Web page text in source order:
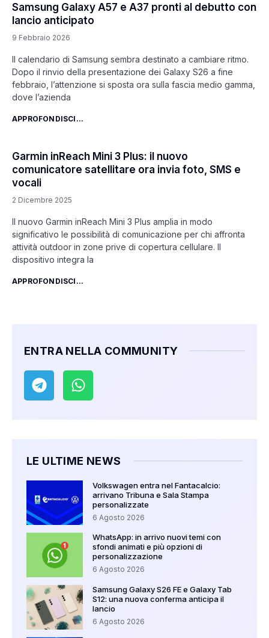
Samsung Galaxy A57 e A37 pronti al debutto con
lancio anticipato
9 Febbraio 2026
Il calendario di Samsung sembra destinato a cambiare ritmo.
Dopo il rinvio della presentazione dei Galaxy S26 a fine
febbraio, l’attenzione si sposta ora sulla fascia medio gamma,
dove l’azienda
APPROFONDISCI...
Garmin inReach Mini 3 Plus: il nuovo
comunicatore satellitare ora invia foto, SMS e
vocali
2 Dicembre 2025
Il nuovo Garmin inReach Mini 3 Plus amplia in modo
significativo le possibilità di comunicazione per chi affronta
attività outdoor in zone prive di copertura cellulare. Il
dispositivo integra la
APPROFONDISCI...
ENTRA NELLA COMMUNITY
LE ULTIME NEWS
Volkswagen entra nel Fantacalcio:
arrivano Tribuna e Sala Stampa
personalizzate
6 Agosto 2026
WhatsApp: in arrivo nuovi temi con
sfondi animati e più opzioni di
personalizzazione
6 Agosto 2026
Samsung Galaxy S26 FE e Galaxy Tab
S12: una nuova conferma anticipa il
lancio
6 Agosto 2026